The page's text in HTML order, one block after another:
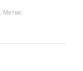
. Метки: